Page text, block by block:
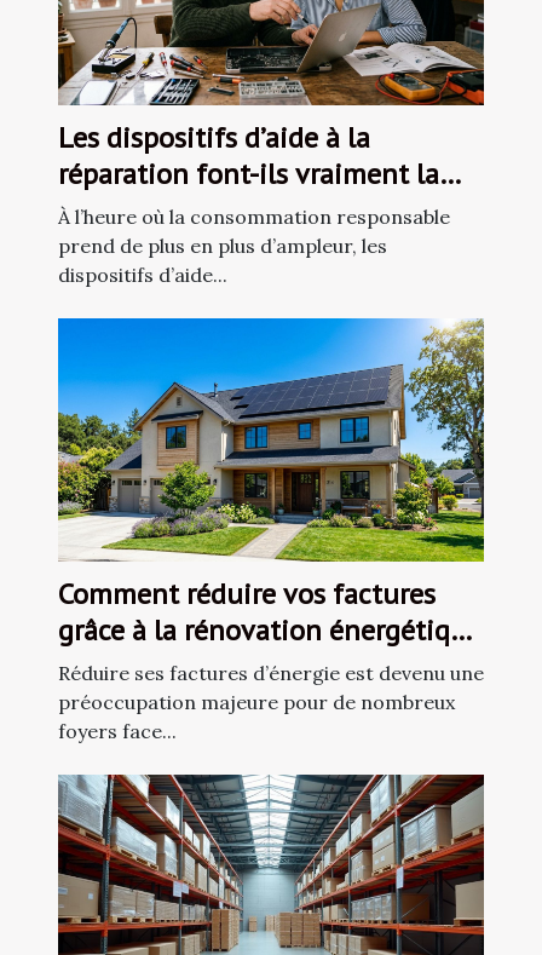
Les dispositifs d’aide à la
réparation font-ils vraiment la
différence
À l’heure où la consommation responsable
prend de plus en plus d’ampleur, les
dispositifs d’aide...
Comment réduire vos factures
grâce à la rénovation énergétique
?
Réduire ses factures d’énergie est devenu une
préoccupation majeure pour de nombreux
foyers face...